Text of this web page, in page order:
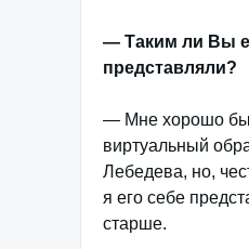
— Таким ли Вы
представляли?
— Мне хорошо
виртуальный
Лебедева, но,
я его себе
старше.